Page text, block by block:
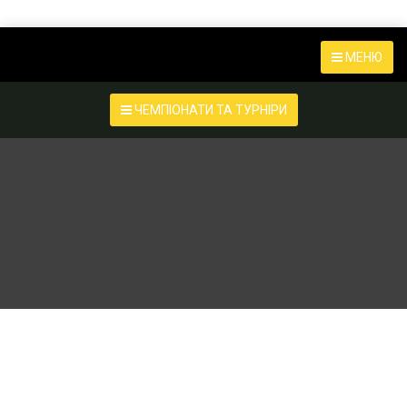
МЕНЮ
ЧЕМПІОНАТИ ТА ТУРНІРИ